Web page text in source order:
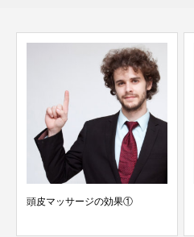
頭皮マッサージの効果①